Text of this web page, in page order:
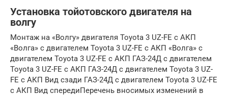
Установка тойотовского двигателя на
волгу
Монтаж на «Волгу» двигателя Toyota 3 UZ-FE с АКП
«Волга» с двигателем Toyota 3 UZ-FE с АКП «Волга» с
двигателем Toyota 3 UZ-FE с АКП ГАЗ-24Д с двигателем
Toyota 3 UZ-FE с АКП ГАЗ-24Д с двигателем Toyota 3 UZ-
FE с АКП Вид сзади ГАЗ-24Д с двигателем Toyota 3 UZ-FE
с АКП Вид спередиПеречень вносимых изменений в